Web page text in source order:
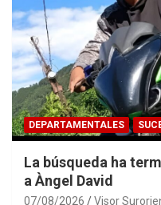
DEPARTAMENTALES
La búsqueda ha
a Àngel David
07/08/2026 Visor